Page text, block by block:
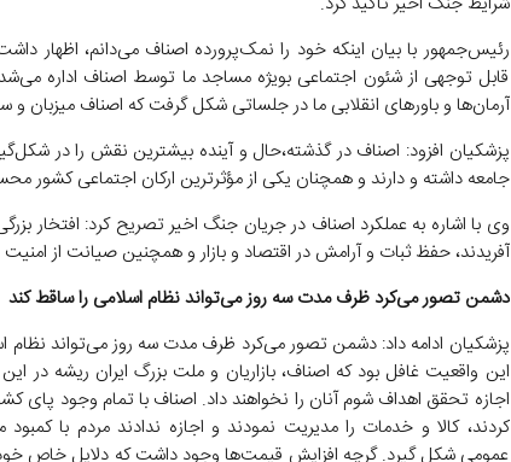
رئیس‌جمهور با بیان اینکه خود را نمک‌پرورده اصناف می‌دانم، اظهار
قابل توجهی از شئون اجتماعی بویژه مساجد ما توسط اصناف اداره
آرمان‌ها و باورهای انقلابی ما در جلساتی شکل گرفت که اصناف میزبان و
پزشکیان افزود: اصناف در گذشته،حال و آینده بیشترین نقش را در
جامعه داشته و دارند و همچنان یکی از مؤثرترین ارکان اجتماعی کشور
وی با اشاره به عملکرد اصناف در جریان جنگ اخیر تصریح کرد: افتخار
آفریدند، حفظ ثبات و آرامش در اقتصاد و بازار و همچنین صیانت از امنیت
دشمن تصور می‌کرد ظرف مدت سه روز می‌تواند نظام اسلامی را ساقط کند
پزشکیان ادامه داد: دشمن تصور می‌کرد ظرف مدت سه روز می‌تواند نظام
این واقعیت غافل بود که اصناف، بازاریان و ملت بزرگ ایران ریشه در
اجازه تحقق اهداف شوم آنان را نخواهند داد. اصناف با تمام وجود پای
کردند، کالا و خدمات را مدیریت نمودند و اجازه ندادند مردم با کمبود
عمومی شکل گیرد. گرچه افزایش قیمت‌ها وجود داشت که دلایل خاص خود را